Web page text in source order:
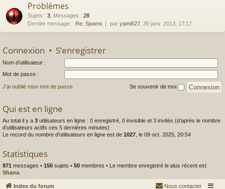
Problèmes
Sujets : 3 Messages : 28
Dernier message : Re: Spams par yami627 , 30 janv. 2013, 17:17
Connexion • S’enregistrer
Nom d’utilisateur :
Mot de passe :
J’ai oublié mon mot de passe Se souvenir de moi
Qui est en ligne
Au total il y a 3 utilisateurs en ligne : 0 enregistré, 0 invisible et 3 invités (d’après le nombre
d’utilisateurs actifs ces 5 dernières minutes)
Le record du nombre d’utilisateurs en ligne est de 1027, le 09 oct. 2025, 20:54
Statistiques
971 messages • 150 sujets • 50 membres • Le membre enregistré le plus récent est
Shana.
Index du forum Nous contacter